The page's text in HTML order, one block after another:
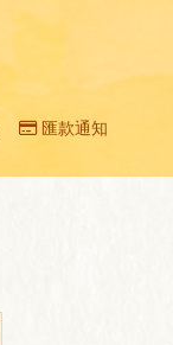
匯款通知